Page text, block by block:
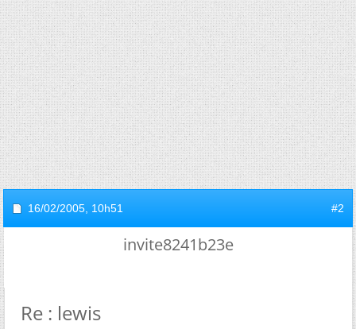
16/02/2005, 10h51 #2
invite8241b23e
Re : lewis